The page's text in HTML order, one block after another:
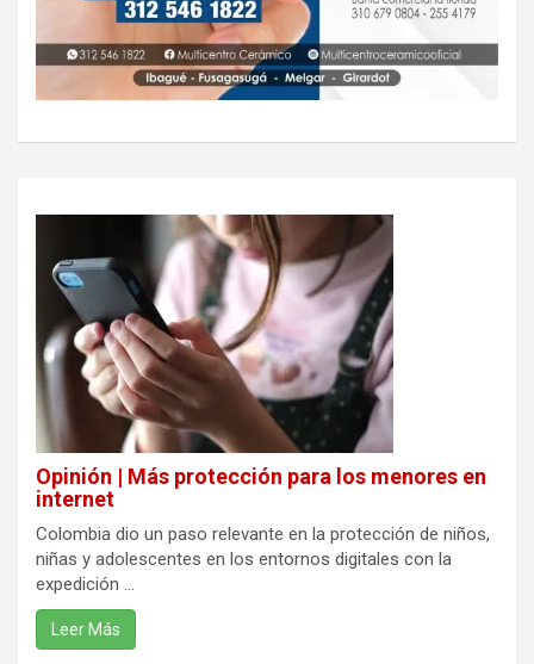
Opinión | Más protección para los menores en
internet
Colombia dio un paso relevante en la protección de niños,
niñas y adolescentes en los entornos digitales con la
expedición ...
Leer Más